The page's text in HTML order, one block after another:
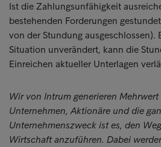
Ist die Zahlungsunfähigkeit
bestehenden Forderungen
von der Stundung ausgeschlossen).
Situation unverändert, kann die
Einreichen aktueller Unterlagen
Wir von Intrum generieren Mehrwert
Unternehmen, Aktionäre und die
Unternehmenszweck ist es, den
Wirtschaft anzuführen. Dabei